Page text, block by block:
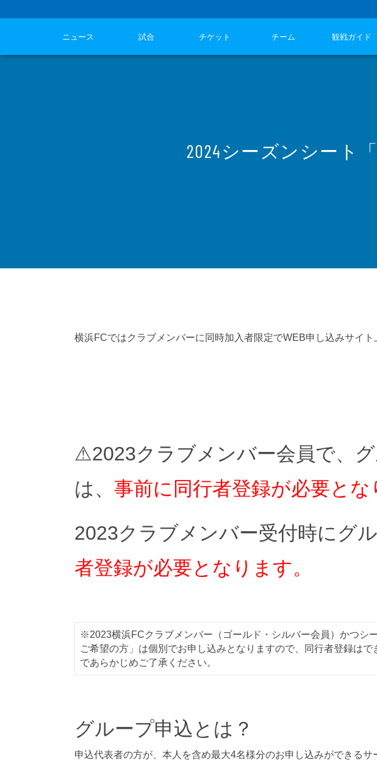
ニュース 試合 チケット チーム 観戦ガイド
2024シーズンシート
横浜FCではクラブメンバーに同時加入者限定でWEB申し込みサイト
⚠2023クラブメンバー会員で、
は、 事前に同行者登録が必要と
2023クラブメンバー受付時にグ
者登録が必要となります。
※2023横浜FCクラブメンバー（ゴールド・シルバー会員）かつシ
ご希望の方」は個別でお申し込みとなりますので、同行者登録は
であらかじめご了承ください。
グループ申込とは？
申込代表者の方が、本人を含め最大4名様分のお申し込みができるサ